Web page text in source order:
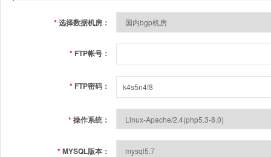
*选择数据机房：
* FTP帐号：
* FTP密码：
*操作系统：
*MYSQL版本：